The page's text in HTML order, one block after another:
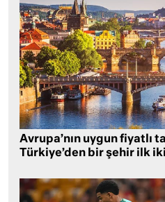
Avrupa’nın uygun fiyatlı
Türkiye’den bir şehir ilk